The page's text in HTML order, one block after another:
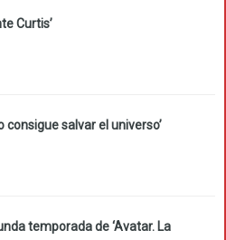
Curtis’
consigue salvar el universo’
temporada de ‘Avatar. La